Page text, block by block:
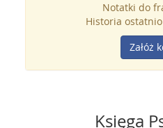
Notatki do
Historia
Załóż
Księga